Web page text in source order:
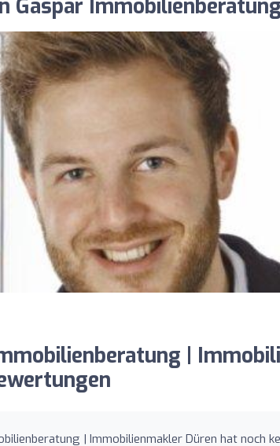
Gaspar
|
| Immobilienmakler Düren hat noch